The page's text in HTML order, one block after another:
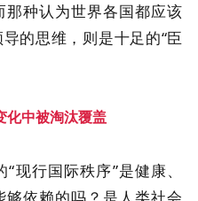
种认为世界各国都应该
的思维，则是十足的“臣
化中被淘汰覆盖
现行国际秩序”是健康、